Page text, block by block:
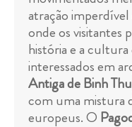
atração
onde os visitantes
história e a cultura
interessados em
Antiga de Binh
com uma mistura
europeus. O